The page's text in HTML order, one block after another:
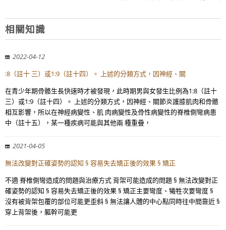
相關知識
2022-04-12
:8（註十 三）或1:9（註十四）。 上述的分類方式，因神經、關
在青少年期骨骼生長快速時才被發現，此時期男與女發生比例為1:8（註十
三）或1:9（註十四）。 上述的分類方式，因神經、關節炎護膝肌肉和骨骼
相互影響，所以在神經病變性、肌 肉病變性及骨性病變性的脊椎側彎病患
中（註十五），某一種疾病可能與其他兩 種重疊，
2021-04-05
無法改變對正確姿勢的認知 § 容易失去矯正後的效果 § 矯正
不適 脊椎側彎造成的問題與治療方式 背架可能造成的問題 § 無法改變對正
確姿勢的認知 § 容易失去矯正後的效果 § 矯正主要彎度、犧牲次要彎度 §
沒有被背架包覆的部位可能更歪斜 § 無法讓人體的中心點同時往中間靠近 §
穿上背架後，軀幹可能更